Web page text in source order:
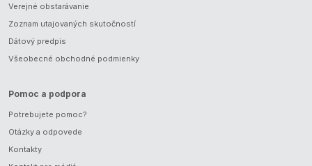
Verejné obstarávanie
Zoznam utajovaných skutočností
Dátový predpis
Všeobecné obchodné podmienky
Pomoc a podpora
Potrebujete pomoc?
Otázky a odpovede
Kontakty